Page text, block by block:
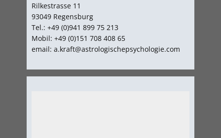
Rilkestrasse 11
93049 Regensburg
Tel.: +49 (0)941 899 75 213
Mobil: +49 (0)151 708 408 65
email: a.kraft@astrologischepsychologie.com